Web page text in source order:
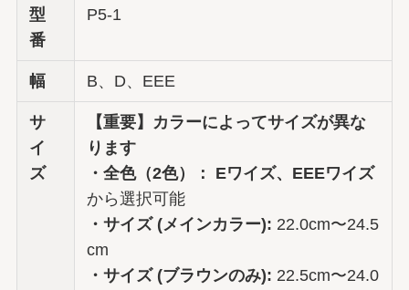
型
番
P5-1
幅 B、D、EEE
サ
イ
ズ
【重要】カラーによってサイズが異な
ります
・全色（2色）：
Eワイズ、EEEワイズ
から選択可能
・サイズ (メインカラー): 22.0cm〜24.5
cm
・サイズ (ブラウンのみ): 22.5cm〜24.0